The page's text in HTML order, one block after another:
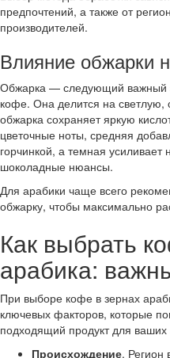
предпочтений, а также от
производителей.
Влияние обжарки
Обжарка — следующий важный
кофе. Она делится на
обжарка сохраняет яркую
цветочные ноты, средняя
горчинкой, а темная усиливает
шоколадные нюансы.
Для арабики чаще всего
обжарку, чтобы максимально
Как выбрать
арабика:
При выборе кофе в зернах
ключевых факторов, которые
подходящий продукт для ваших
Происхождение. Регион